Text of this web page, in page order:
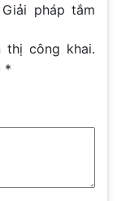
Giải pháp tắm
thị công khai.
*